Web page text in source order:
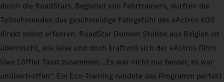
durch die RoadStars. Begleitet von Fahrtrainern, durften die
Teilnehmenden das geschmeidige Fahrgefühl des eActros 600
direkt selbst erfahren. RoadStar Domien Stubbe aus Belgien ist
überrascht, wie leise und doch kraftvoll sich der eActros fährt.
Uwe Löffler fasst zusammen: „Es war nicht nur besser, es war
unübertroffen“. Ein Eco-Training rundete das Programm perfekt